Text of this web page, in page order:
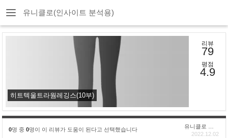
유니클로(인사이트 분석용)
히트텍울트라웜레깅스(10부)
리뷰
79
평점
4.9
0명 중 0명이 이 리뷰가 도움이 된다고 선택했습니다
2022.12.02